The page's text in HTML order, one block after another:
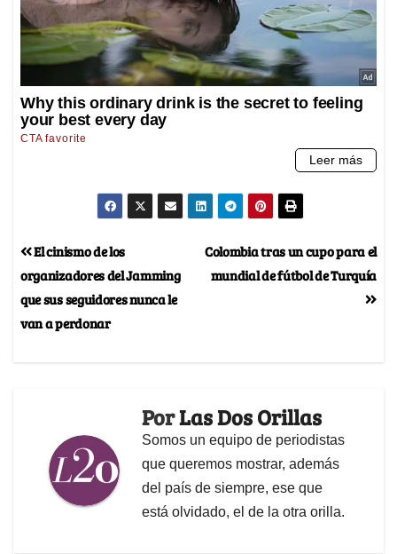
Colombia tras un cupo para el
mundial de fútbol de Turquía
El cinismo de los
organizadores del Jamming
que sus seguidores nunca le
van a perdonar
PorLas Dos Orillas
Somos un equipo de periodistas
que queremos mostrar, además
del país de siempre, ese que
está olvidado, el de la otra orilla.